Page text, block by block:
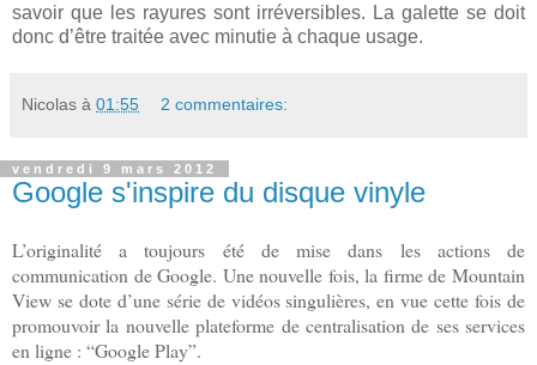
savoir que les rayures sont irréversibles. La galette se doit
donc d’être traitée avec minutie à chaque usage.
Nicolas à 01:55 2 commentaires:
vendredi 9 mars 2012
Google s'inspire du disque vinyle
L’originalité a toujours été de mise dans les actions de
communication de Google. Une nouvelle fois, la firme de Mountain
View se dote d’une série de vidéos singulières, en vue cette fois de
promouvoir la nouvelle plateforme de centralisation de ses services
en ligne : “Google Play”.